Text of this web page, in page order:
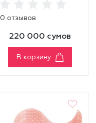
0 отзывов
220 000 сумов
В корзину